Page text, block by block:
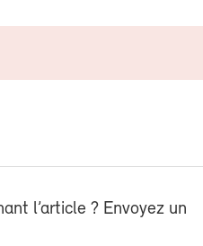
l’article ? Envoyez un